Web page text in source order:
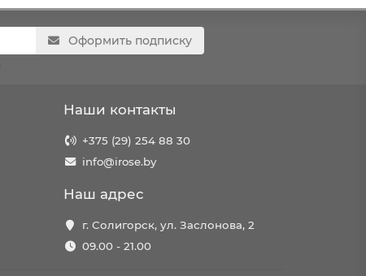
Оформить подписку
Наши контакты
+375 (29) 254 88 30
info@irose.by
Наш адрес
г. Солигорск, ул. Заслонова, 2
09.00 - 21.00